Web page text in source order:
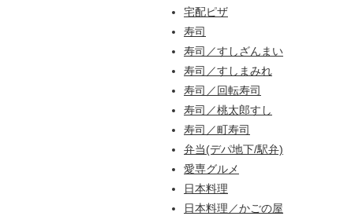
宅配ピザ
寿司
寿司／すしざんまい
寿司／すしまみれ
寿司／回転寿司
寿司／桃太郎すし
寿司／町寿司
弁当(デパ地下/駅弁)
愛専グルメ
日本料理
日本料理／かごの屋